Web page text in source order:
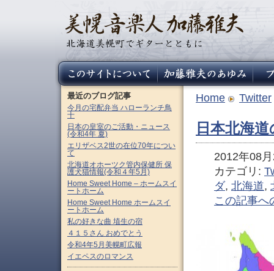
Home Twitter
日本北海
2012年08
カテゴリ:
ダ, 北海道,
この記事へ
最近のブログ記事
今月の宅配弁当 ハローランチ鳥
十
日本の皇室のご活動・ニュース
(令和4年 夏)
エリザベス2世の在位70年につい
て
北海道オホーツク管内保健所 保
護犬猫情報(令和４年5月)
Home Sweet Home – ホームスイ
ートホーム
Home Sweet Home ホームスイ
ートホーム
私の好きな曲 埴生の宿
４１５さん おめでとう
令和4年5月美幌町広報
イエペスのロマンス